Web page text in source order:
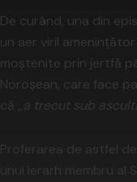
De curând, una din
un aer viril
moștenite prin jertfă
Noroșean, care face
că „a trecut sub
Proferarea de astfel
unui ierarh membru al